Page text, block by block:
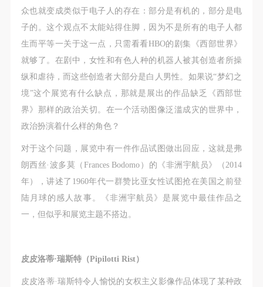
众也就变成类似于电子人的存在：部分是有机的，部分是电
子的。这个观点不太能站得住脚，因为不是所有的电子人都
生而平等一关于这一点，只需看看HBO的剧集《西部世界》
就够了。在剧中，女性和有色人种的机器人被其创造者所操
纵和虐待，而这些创造者大部分是白人男性。如果说“梦幻之
境”这个展览有什么缺点，那就是展出的作品缺乏《西部世
界》那样的政治关切。在一个活动图像泛滥成灾的世界中，
政治扮演着什么样的角色？
对于这个问题，展览中有一件作品试图做出回应，这就是弗
朗西丝·波多莫（Frances Bodomo）的《非洲宇航员》（2014
年），讲述了1960年代一群赞比亚女性试图抢在美国之前登
陆月球的感人故事。《非洲宇航员》是展览中最佳作品之
一，但似乎和展览主题不搭边。
皮皮洛蒂·瑞斯特（Pipilotti Rist）
皮皮洛蒂·瑞斯特令人愉悦的女权主义影像作品体现了某种政